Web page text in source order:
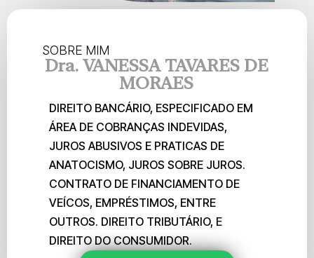
SOBRE MIM
Dra. VANESSA TAVARES DE
MORAES
DIREITO BANCÁRIO, ESPECIFICADO EM
ÁREA DE COBRANÇAS INDEVIDAS,
JUROS ABUSIVOS E PRATICAS DE
ANATOCISMO, JUROS SOBRE JUROS.
CONTRATO DE FINANCIAMENTO DE
VEÍCOS, EMPRÉSTIMOS, ENTRE
OUTROS. DIREITO TRIBUTÁRIO, E
DIREITO DO CONSUMIDOR.